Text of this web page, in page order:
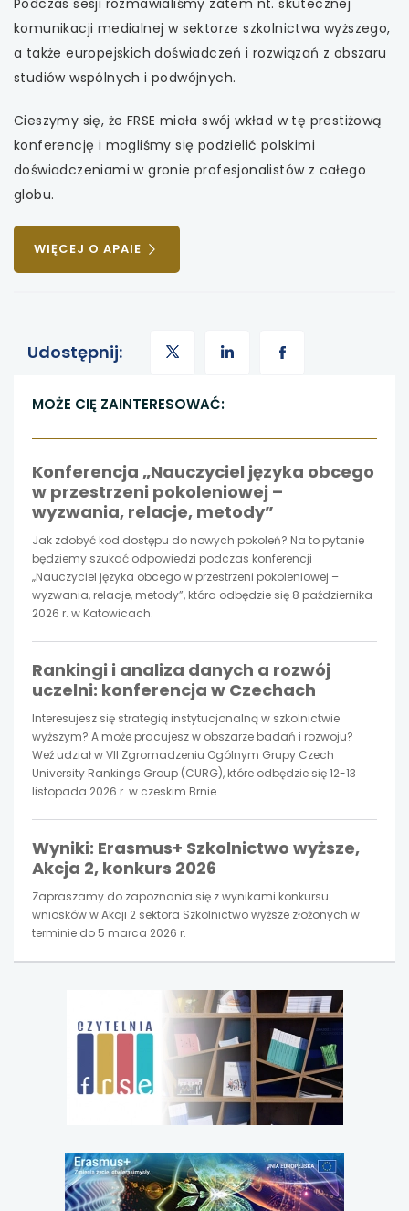
komunikacji medialnej w sektorze szkolnictwa wyższego,
a także europejskich doświadczeń i rozwiązań z obszaru
studiów wspólnych i podwójnych.
Cieszymy się, że FRSE miała swój wkład w tę prestiżową
konferencję i mogliśmy się podzielić polskimi
doświadczeniami w gronie profesjonalistów z całego
globu.
WIĘCEJ O APAIE UWAGA,
NOWEJ
Udostępnij: uwaga,
się
w
nowej
karcie
uwaga,
się
w
nowej
karcie
uwaga,
się
nowej
karcie
MOŻE CIĘ ZAINTERESOWAĆ:
Konferencja „Nauczyciel języka obcego
w przestrzeni pokoleniowej –
wyzwania, relacje, metody”
Jak zdobyć kod dostępu do nowych pokoleń? Na to pytanie
będziemy szukać odpowiedzi podczas konferencji
„Nauczyciel języka obcego w przestrzeni pokoleniowej –
wyzwania, relacje, metody”, która odbędzie się 8 października
2026 r. w Katowicach.
Rankingi i analiza danych a rozwój
uczelni: konferencja w Czechach
Interesujesz się strategią instytucjonalną w szkolnictwie
wyższym? A może pracujesz w obszarze badań i rozwoju?
Weź udział w VII Zgromadzeniu Ogólnym Grupy Czech
University Rankings Group (CURG), które odbędzie się 12-13
listopada 2026 r. w czeskim Brnie.
Wyniki: Erasmus+ Szkolnictwo wyższe,
Akcja 2, konkurs 2026
Zapraszamy do zapoznania się z wynikami konkursu
wniosków w Akcji 2 sektora Szkolnictwo wyższe złożonych w
terminie do 5 marca 2026 r.
link
otwiera
w
nowej
karcie